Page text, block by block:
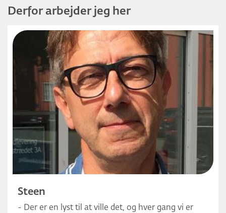
Derfor arbejder jeg her
Steen
- Der er en lyst til at ville det, og hver gang vi er